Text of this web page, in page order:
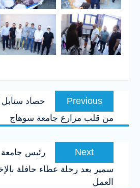
تصفّح
المقالاتPrevious
Previous
post:
حصاد سنابل
من قلب مزارع جامعة سوهاج
Next
post:
رئيس
سمير بعد رحلة عطاء حافلة
العمل